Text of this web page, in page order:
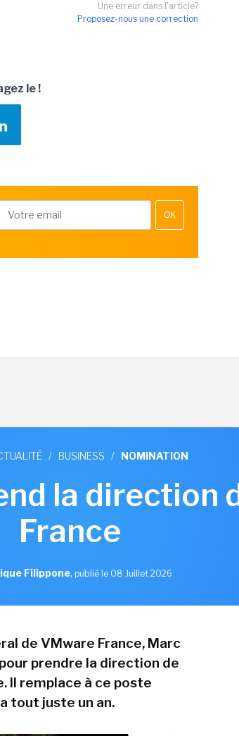
Une erreur dans l'article?
Proposez-nous une correction
le !
OK
/ BUSINESS / NOMINATION
la direction
France
Filippone, publié le 08 Juillet 2026
de VMware France, Marc
prendre la direction de
Il remplace à ce poste
tout juste un an.